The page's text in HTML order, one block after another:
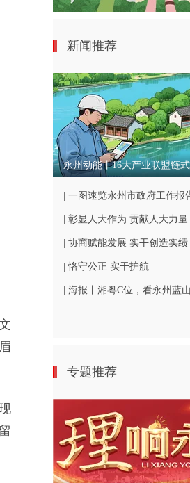
新闻推荐
永州动能丨16大产业联盟链
| 一图速览永州市政府工作报
| 彰显人大作为 贡献人大力量
| 协商赋能发展 实干创造实绩
| 恪守公正 实干护航
| 海报丨湘粤C位，看永州蓝
专题推荐